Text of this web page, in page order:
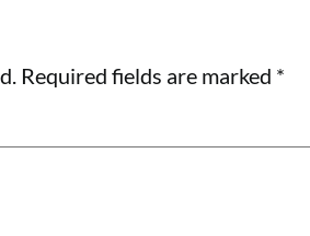
Required fields are marked *